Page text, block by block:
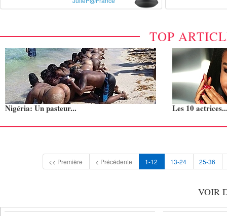
TOP
Nigéria: Un pasteur... Les 10
<< Première < Précédente 1-12 13-24 25-36
VOIR